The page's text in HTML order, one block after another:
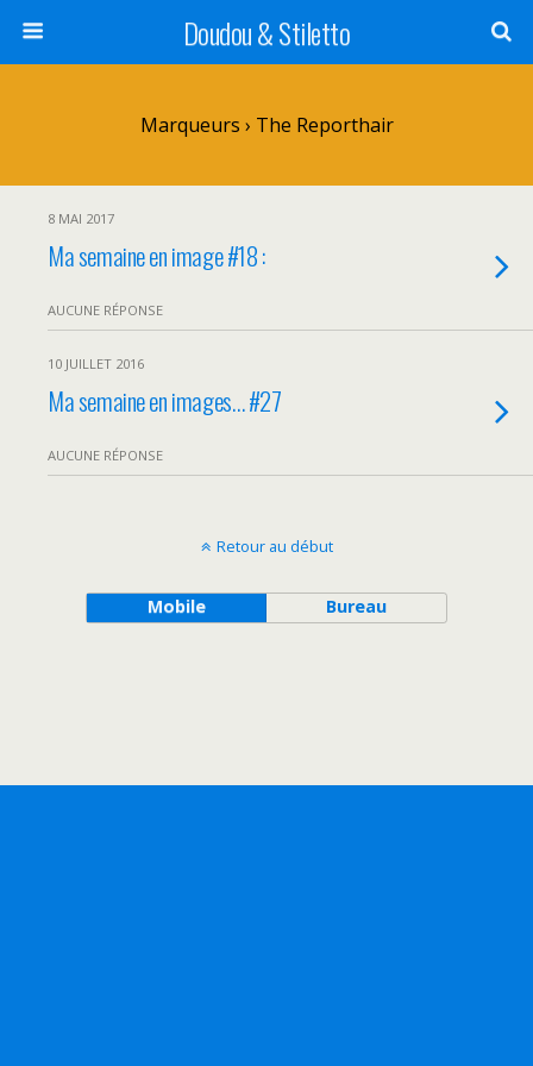
Doudou & Stiletto
Marqueurs › The Reporthair
8 MAI 2017
Ma semaine en image #18 :
AUCUNE RÉPONSE
10 JUILLET 2016
Ma semaine en images… #27
AUCUNE RÉPONSE
Retour au début
Mobile Bureau